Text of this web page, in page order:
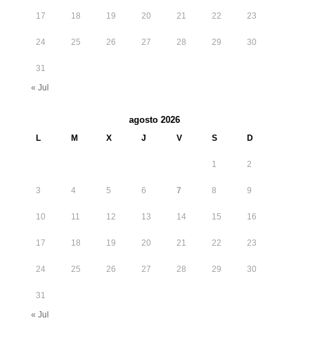
17 18 19 20 21 22 23
24 25 26 27 28 29 30
31
« Jul
agosto 2026
L M X J V S D
1 2
3 4 5 6 7 8 9
10 11 12 13 14 15 16
17 18 19 20 21 22 23
24 25 26 27 28 29 30
31
« Jul